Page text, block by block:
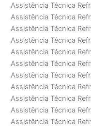
Assistência Técnica
Assistência Técnica
Assistência Técnica
Assistência Técnica
Assistência Técnica
Assistência Técnica
Assistência Técnica
Assistência Técnica
Assistência Técnica
Assistência Técnica
Assistência Técnica